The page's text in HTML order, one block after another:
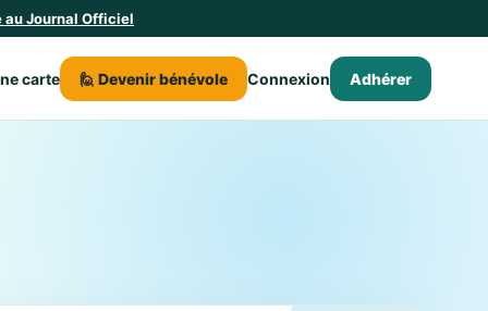
Journal Officiel
carte 🙋 Devenir bénévole Connexion Adhérer